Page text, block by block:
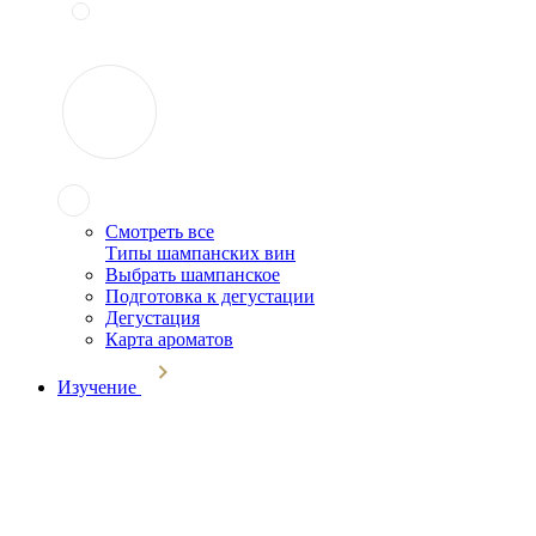
Смотреть все
Типы шампанских вин
Выбрать шампанское
Подготовка к дегустации
Дегустация
Карта ароматов
Изучение